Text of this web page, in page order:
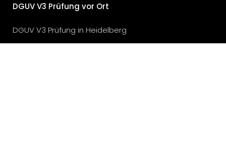
DGUV V3 Prüfung vor Ort
DGUV V3 Prüfung in Heidelberg
DGUV V3 Prüfung in Bietigheim-Bissingen